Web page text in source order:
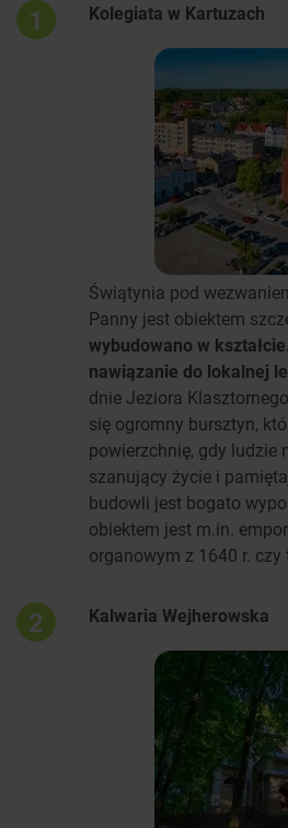
1 Kolegiata w Kartuzach
Świątynia pod
Panny jest obiektem
wybudowano w
nawiązanie do lokalnej
dnie Jeziora
się ogromny bursztyn,
powierzchnię, gdy ludzie
szanujący życie i
budowli jest bogato
obiektem jest m.in.
organowym z 1640 r. czy
2 Kalwaria Wejherowska